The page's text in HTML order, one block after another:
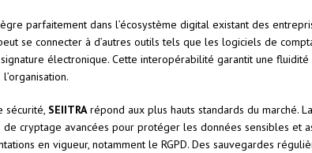
parfaitement dans l’écosystème digital existant des
se connecter à d’autres outils tels que les logiciels de
électronique. Cette interopérabilité garantit une
sécurité, SEIITRArépond aux plus hauts standards du marché.
de cryptage avancées pour protéger les données sensibles et
en vigueur, notamment le RGPD. Des sauvegardes